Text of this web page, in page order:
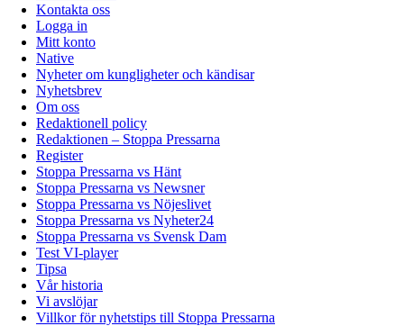
Kontakta oss
Logga in
Mitt konto
Native
Nyheter om kungligheter och kändisar
Nyhetsbrev
Om oss
Redaktionell policy
Redaktionen – Stoppa Pressarna
Register
Stoppa Pressarna vs Hänt
Stoppa Pressarna vs Newsner
Stoppa Pressarna vs Nöjeslivet
Stoppa Pressarna vs Nyheter24
Stoppa Pressarna vs Svensk Dam
Test VI-player
Tipsa
Vår historia
Vi avslöjar
Villkor för nyhetstips till Stoppa Pressarna